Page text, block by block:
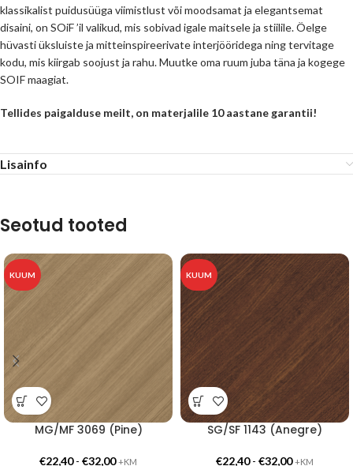
klassikalist puidusüüga viimistlust või moodsamat ja elegantsemat
disaini, on SOiF ’il valikud, mis sobivad igale maitsele ja stiilile. Öelge
hüvasti üksluiste ja mitteinspireerivate interjööridega ning tervitage
kodu, mis kiirgab soojust ja rahu. Muutke oma ruum juba täna ja kogege
SOIF maagiat.
Tellides paigalduse meilt, on materjalile 10 aastane garantii!
Lisainfo
Seotud tooted
KUUM
MG/MF 3069 (Pine)
€22,40- €32,00 +KM
KUUM
SG/SF 1143 (Anegre)
€22,40- €32,00 +KM